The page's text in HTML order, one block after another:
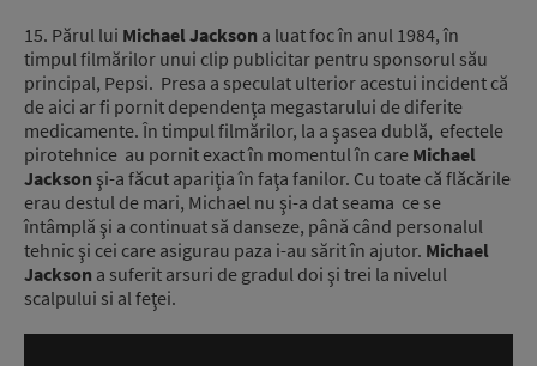
15. Părul lui Michael Jackson a luat foc în anul 1984, în
timpul filmărilor unui clip publicitar pentru sponsorul său
principal, Pepsi. Presa a speculat ulterior acestui incident că
de aici ar fi pornit dependenţa megastarului de diferite
medicamente. În timpul filmărilor, la a şasea dublă, efectele
pirotehnice au pornit exact în momentul în care Michael
Jackson şi-a făcut apariţia în faţa fanilor. Cu toate că flăcările
erau destul de mari, Michael nu şi-a dat seama ce se
întâmplă şi a continuat să danseze, până când personalul
tehnic şi cei care asigurau paza i-au sărit în ajutor. Michael
Jackson a suferit arsuri de gradul doi şi trei la nivelul
scalpului si al feţei.